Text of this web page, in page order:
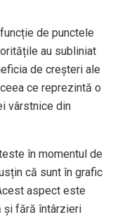
de punctele
au subliniat
de creșteri ale
ce reprezintă o
vârstnice din
în momentul de
că sunt în grafic
aspect este
și fără întârzieri